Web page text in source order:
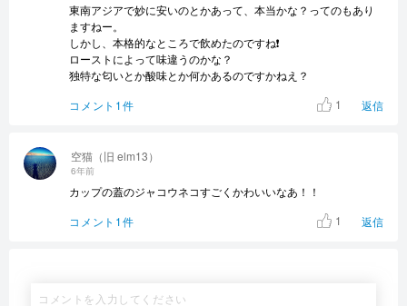
空猫（旧 elm13）
6年前
カップの蓋のジャコウネコすごくかわいいなあ！！
コメント1件
1 返信
東南アジアで妙に安いのとかあって、本当かな？ってのもあり
ますねー。
しかし、本格的なところで飲めたのですね❗
ローストによって味違うのかな？
独特な匂いとか酸味とか何かあるのですかねえ？
コメント1件
1 返信